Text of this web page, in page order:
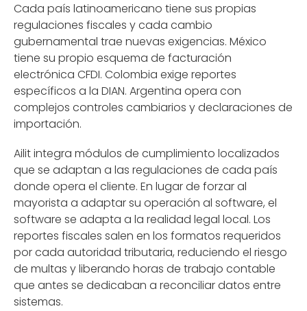
Cada país latinoamericano tiene sus propias
regulaciones fiscales y cada cambio
gubernamental trae nuevas exigencias. México
tiene su propio esquema de facturación
electrónica CFDI. Colombia exige reportes
específicos a la DIAN. Argentina opera con
complejos controles cambiarios y declaraciones de
importación.
Ailit integra módulos de cumplimiento localizados
que se adaptan a las regulaciones de cada país
donde opera el cliente. En lugar de forzar al
mayorista a adaptar su operación al software, el
software se adapta a la realidad legal local. Los
reportes fiscales salen en los formatos requeridos
por cada autoridad tributaria, reduciendo el riesgo
de multas y liberando horas de trabajo contable
que antes se dedicaban a reconciliar datos entre
sistemas.